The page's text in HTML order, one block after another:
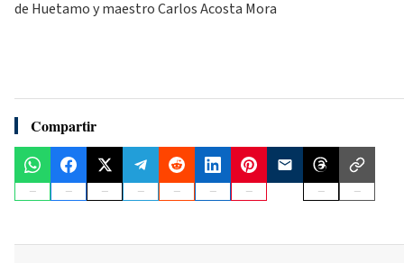
de Huetamo y maestro Carlos Acosta Mora
Compartir